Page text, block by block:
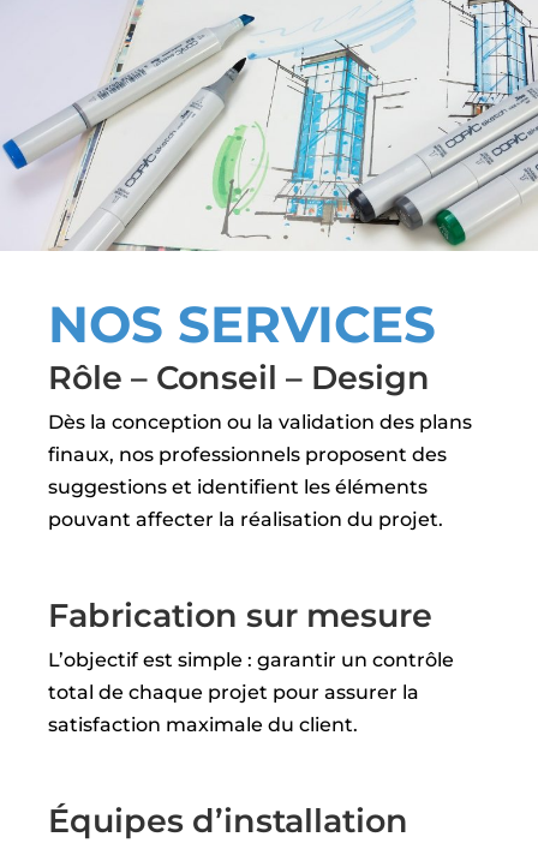
NOS SERVICES
Rôle – Conseil – Design
Dès la conception ou la validation des plans
finaux, nos professionnels proposent des
suggestions et identifient les éléments
pouvant affecter la réalisation du projet.
Fabrication sur mesure
L’objectif est simple : garantir un contrôle
total de chaque projet pour assurer la
satisfaction maximale du client.
Équipes d’installation